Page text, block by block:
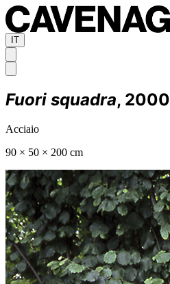
IT
Fuori squadra, 2000
Acciaio
90 × 50 × 200 cm